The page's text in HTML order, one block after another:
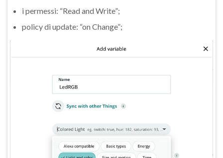
i permessi: “Read and Write”;
policy di update: “on Change”;